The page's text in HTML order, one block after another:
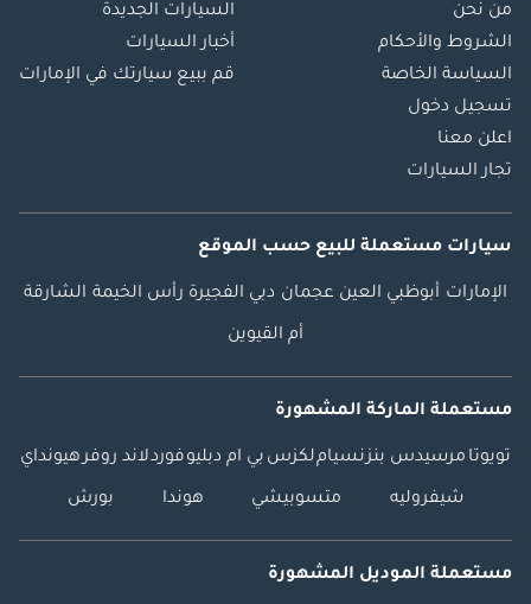
من نحن
الشروط والأحكام
السياسة الخاصة
تسجيل دخول
اعلن معنا
تجار السيارات
السيارات الجديدة
أخبار السيارات
قم ببيع سيارتك في الإمارات
سيارات مستعملة للبيع حسب الموقع
الإمارات أبوظبي العين عجمان دبي الفجيرة رأس الخيمة الشارقة
أم القيوين
مستعملة الماركة المشهورة
تويوتا مرسيدس بنزنسياملكزس بي ام دبليوفوردلاند روفرهيونداي
شيفروليه متسوبيشي هوندا بورش
مستعملة الموديل المشهورة